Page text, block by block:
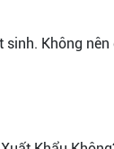
Không